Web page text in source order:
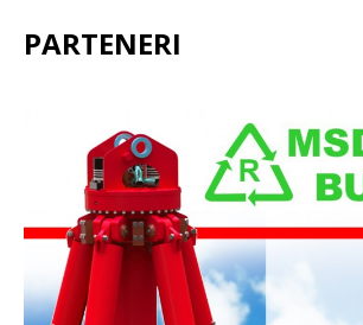
PARTENERI